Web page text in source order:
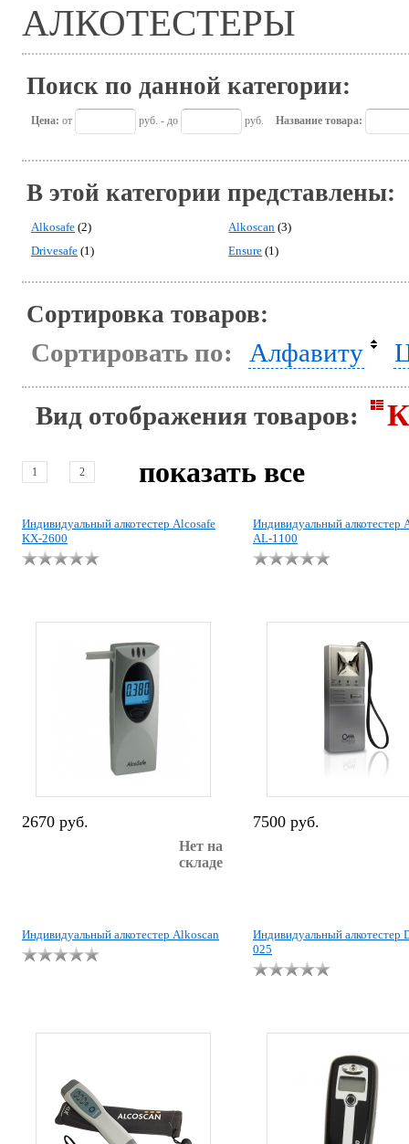
АЛКОТЕСТЕРЫ
Поиск по данной категории:
Цена: от руб. - до руб. Название товара:
В этой категории представлены:
Alkosafe (2) Alkoscan (3)
Drivesafe (1) Ensure (1)
Сортировка товаров:
Сортировать по: Алфавиту
Вид отображения товаров:
1 2 показать все
Индивидуальный алкотестер Alcosafe
KX-2600
2670 руб.
Нет на
складе
Индивидуальный алкотестер
AL-1100
7500 руб.
Индивидуальный алкотестер Alkoscan
Индивидуальный алкотестер
025